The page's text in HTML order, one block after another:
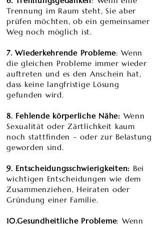
Trennung im Raum steht, Sie aber
prüfen möchten, ob ein gemeinsamer
Weg noch möglich ist.
​7. Wiederkehrende Probleme: Wenn
die gleichen Probleme immer wieder
auftreten und es den Anschein hat,
dass keine langfristige Lösung
gefunden wird.
​8. Fehlende körperliche Nähe: Wenn
Sexualität oder Zärtlichkeit kaum
noch stattfinden – oder zur Belastung
geworden sind.
9. Entscheidungsschwierigkeiten: Bei
wichtigen Entscheidungen wie dem
Zusammenziehen, Heiraten oder
Gründung einer Familie.
10.Gesundheitliche Probleme: Wenn